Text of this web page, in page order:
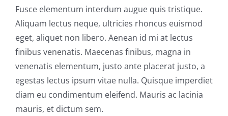
Fusce elementum interdum augue quis tristique.
Aliquam lectus neque, ultricies rhoncus euismod
eget, aliquet non libero. Aenean id mi at lectus
finibus venenatis. Maecenas finibus, magna in
venenatis elementum, justo ante placerat justo, a
egestas lectus ipsum vitae nulla. Quisque imperdiet
diam eu condimentum eleifend. Mauris ac lacinia
mauris, et dictum sem.